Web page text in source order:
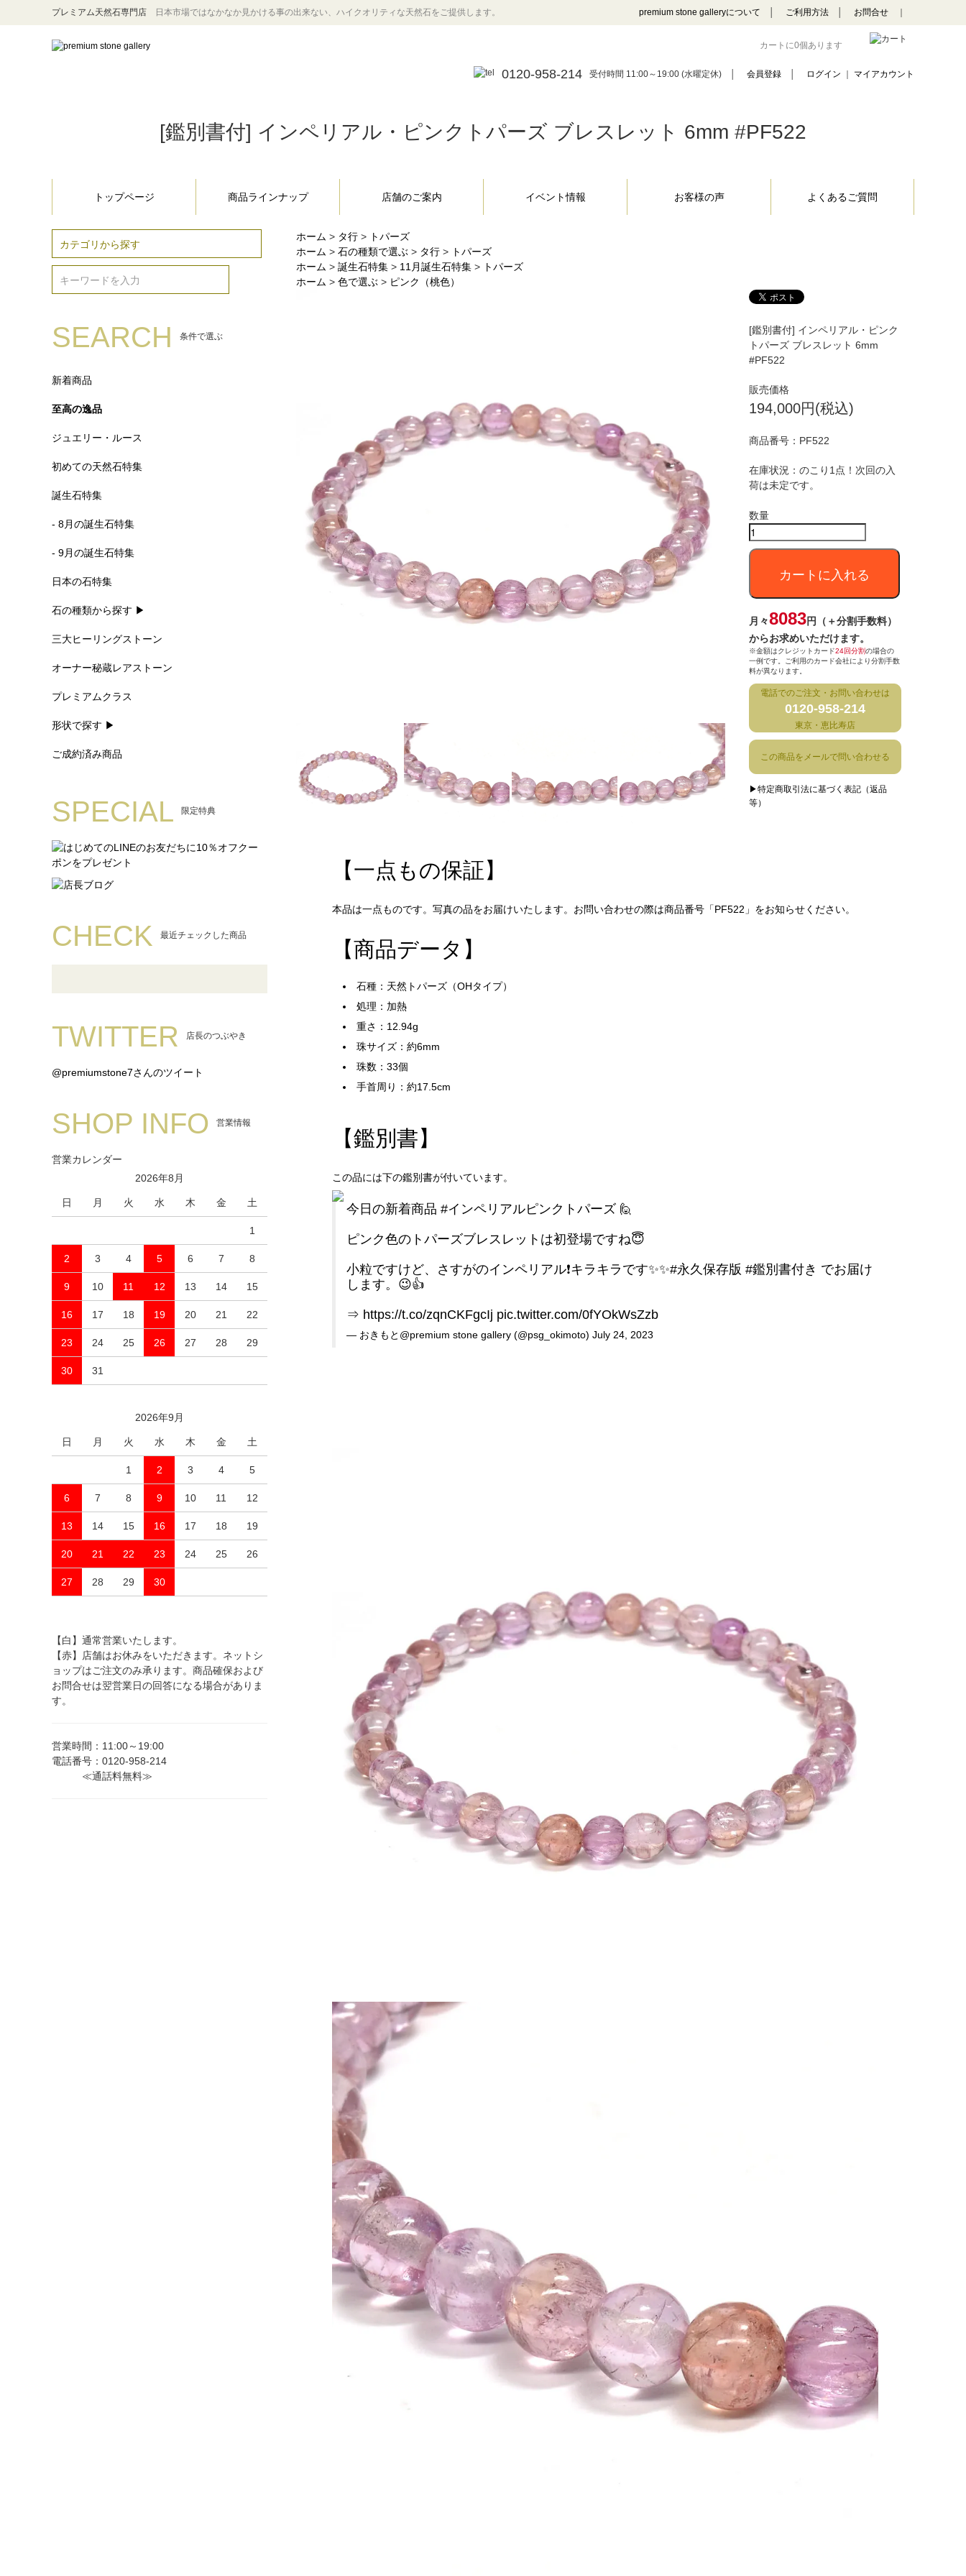
プレミアム天然石専門店 日本市場ではなかなか見かける事の出来ない、ハイクオリティな天然石をご提供します。 premium stone galleryについて ご利用方法 お問合せ
カートに0個あります
0120-958-214 受付時間 11:00～19:00 (水曜定休) 会員登録 ログイン ｜ マイアカウント
[鑑別書付] インペリアル・ピンクトパーズ ブレスレット 6mm #PF522
トップページ 商品ラインナップ 店舗のご案内 イベント情報 お客様の声 よくあるご質問
SEARCH 条件で選ぶ
新着商品
至高の逸品
ジュエリー・ルース
初めての天然石特集
誕生石特集
- 8月の誕生石特集
- 9月の誕生石特集
日本の石特集
石の種類から探す ▶
三大ヒーリングストーン
オーナー秘蔵レアストーン
プレミアムクラス
形状で探す ▶
ご成約済み商品
SPECIAL 限定特典
CHECK 最近チェックした商品
TWITTER 店長のつぶやき
@premiumstone7さんのツイート
SHOP INFO 営業情報
営業カレンダー
2026年8月
日 月 火 水 木 金 土
1
2 3 4 5 6 7 8
9 10 11 12 13 14 15
16 17 18 19 20 21 22
23 24 25 26 27 28 29
30 31
2026年9月
日 月 火 水 木 金 土
1 2 3 4 5
6 7 8 9 10 11 12
13 14 15 16 17 18 19
20 21 22 23 24 25 26
27 28 29 30
【白】通常営業いたします。
【赤】店舗はお休みをいただきます。ネットシ
ョップはご注文のみ承ります。商品確保および
お問合せは翌営業日の回答になる場合がありま
す。
営業時間：11:00～19:00
電話番号：0120-958-214
≪通話料無料≫
ホーム > タ行 > トパーズ
ホーム > 石の種類で選ぶ > タ行 > トパーズ
ホーム > 誕生石特集 > 11月誕生石特集 > トパーズ
ホーム > 色で選ぶ > ピンク（桃色）
[鑑別書付] インペリアル・ピンク
トパーズ ブレスレット 6mm
#PF522
販売価格
194,000円(税込)
商品番号： PF522
在庫状況：のこり1点！次回の入
荷は未定です。
数量
カートに入れる
月々8083円（＋分割手数料）
からお求めいただけます。
※金額はクレジットカード24回分割の場合の
一例です。ご利用のカード会社により分割手数
料が異なります。
電話でのご注文・お問い合わせは
0120-958-214
東京・恵比寿店
この商品をメールで問い合わせる
▶特定商取引法に基づく表記（返品
等）
【一点もの保証】
本品は一点ものです。写真の品をお届けいたします。お問い合わせの際は商品番号「PF522」をお知らせください。
【商品データ】
石種：天然トパーズ（OHタイプ）
処理：加熱
重さ：12.94g
珠サイズ：約6mm
珠数：33個
手首周り：約17.5cm
【鑑別書】
この品には下の鑑別書が付いています。
今日の新着商品 #インペリアルピンクトパーズ 🙋
ピンク色のトパーズブレスレットは初登場ですね😇
小粒ですけど、さすがのインペリアル❗キラキラです✨✨#永久保存版 #鑑別書付き でお届け
します。😉👍
⇒ https://t.co/zqnCKFgcIj pic.twitter.com/0fYOkWsZzb
— おきもと@premium stone gallery (@psg_okimoto) July 24, 2023